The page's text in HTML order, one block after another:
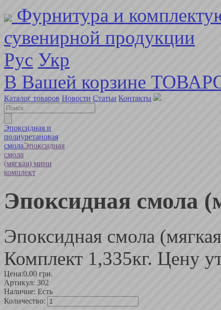
Фурнитура и
сувенирной продукции
Рус Укр
В Вашей корзине
Каталог товаров Новости Статьи Контакты
Эпоксидная и
полиуретановая
смолаЭпоксидная
смола
(мягкая) мини
комплект
Эпоксидная смола
Эпоксидная смола
Комплект 1,335кг. Цену
Цена:0.00 грн.
Артикул: 302
Наличие: Есть
Количество: